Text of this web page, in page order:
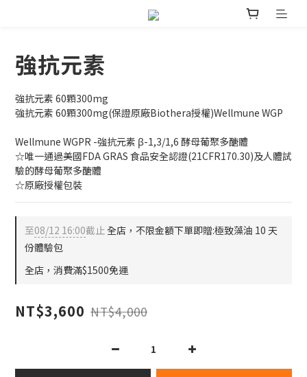
強抗元素
強抗元素 60顆300mg
強抗元素 60顆300mg(保證原廠Biothera授權)Wellmune WGP
Wellmune WGPR -強抗元素 β-1,3/1,6 酵母葡聚多醣體
☆唯一通過美國FDA GRAS 食品安全認證(21CFR170.30)及人體試
驗的酵母葡聚多醣體
☆原廠授權包裝
至08/12 16:00截止全店，不限金額下單即贈:極致藻油 10 天
份體驗包
全店，消費滿$1500免運
NT$3,600 NT$4,000